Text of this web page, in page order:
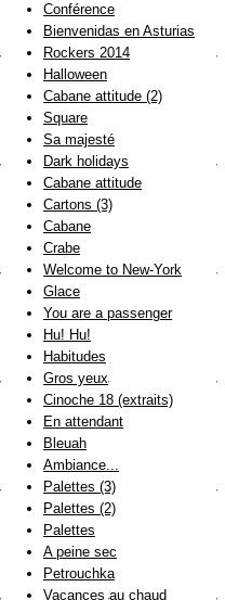
Conférence
Bienvenidas en Asturias
Rockers 2014
Halloween
Cabane attitude (2)
Square
Sa majesté
Dark holidays
Cabane attitude
Cartons (3)
Cabane
Crabe
Welcome to New-York
Glace
You are a passenger
Hu! Hu!
Habitudes
Gros yeux
Cinoche 18 (extraits)
En attendant
Bleuah
Ambiance...
Palettes (3)
Palettes (2)
Palettes
A peine sec
Petrouchka
Vacances au chaud